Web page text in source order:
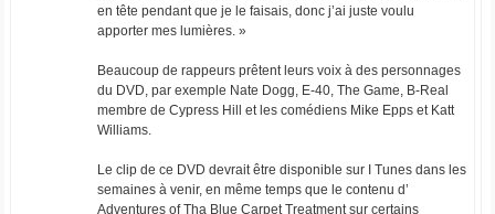
en tête pendant que je le faisais, donc j’ai juste voulu
apporter mes lumières. »
Beaucoup de rappeurs prêtent leurs voix à des personnages
du DVD, par exemple Nate Dogg, E-40, The Game, B-Real
membre de Cypress Hill et les comédiens Mike Epps et Katt
Williams.
Le clip de ce DVD devrait être disponible sur I Tunes dans les
semaines à venir, en même temps que le contenu d’
Adventures of Tha Blue Carpet Treatment sur certains